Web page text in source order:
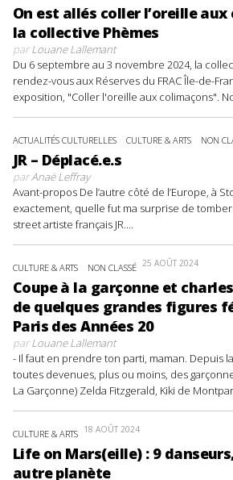
On est allés coller l’oreille
la collective Phèmes
parLouane Lallemant
Du 6 septembre au 3 novembre 2024, la
rendez-vous aux Réserves du FRAC Île-de-
exposition, "Coller l'oreille aux colimaçons".
ACTUALITÉS CULTURELLES CULTURE & ARTS NON
JR – Déplacé.e.s
parAnaë Leffray
Avant-propos De l’autre côté de l’Europe, à
exactement, quelle fut ma surprise de
street artiste français JR....
CULTURE & ARTS NON CLASSÉ 25 AOÛT 2024
Coupe à la garçonne et
de quelques grandes figures
Paris des Années 20
parLouane Lallemant
- Il faut en prendre ton parti, maman. Depuis
toutes devenues, plus ou moins, des
La Garçonne) Zelda Fitzgerald, Kiki de
CULTURE & ARTS 18 AOÛT 2024
Life on Mars(eille) : 9
autre planète